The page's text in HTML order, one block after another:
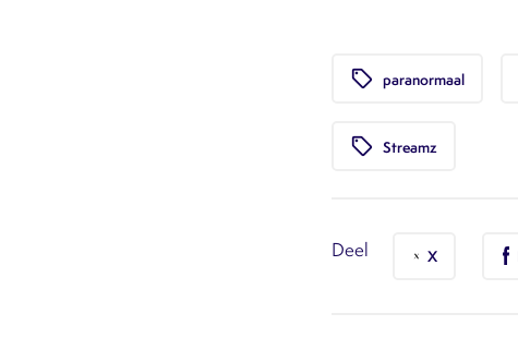
local_offer paranormaal
local_offer Streamz
Deel X